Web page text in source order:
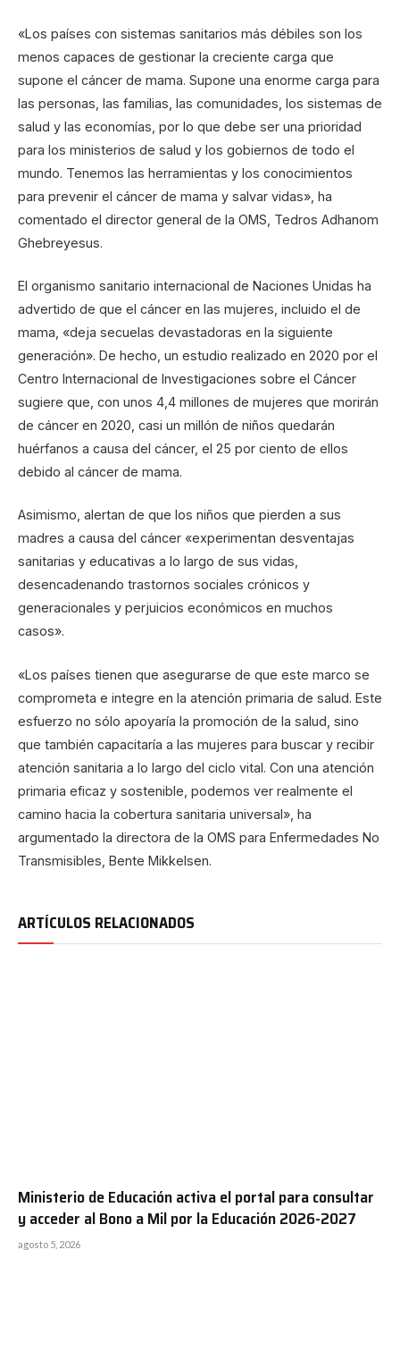
«Los países con sistemas sanitarios más débiles son los
menos capaces de gestionar la creciente carga que
supone el cáncer de mama. Supone una enorme carga para
las personas, las familias, las comunidades, los sistemas de
salud y las economías, por lo que debe ser una prioridad
para los ministerios de salud y los gobiernos de todo el
mundo. Tenemos las herramientas y los conocimientos
para prevenir el cáncer de mama y salvar vidas», ha
comentado el director general de la OMS, Tedros Adhanom
Ghebreyesus.
El organismo sanitario internacional de Naciones Unidas ha
advertido de que el cáncer en las mujeres, incluido el de
mama, «deja secuelas devastadoras en la siguiente
generación». De hecho, un estudio realizado en 2020 por el
Centro Internacional de Investigaciones sobre el Cáncer
sugiere que, con unos 4,4 millones de mujeres que morirán
de cáncer en 2020, casi un millón de niños quedarán
huérfanos a causa del cáncer, el 25 por ciento de ellos
debido al cáncer de mama.
Asimismo, alertan de que los niños que pierden a sus
madres a causa del cáncer «experimentan desventajas
sanitarias y educativas a lo largo de sus vidas,
desencadenando trastornos sociales crónicos y
generacionales y perjuicios económicos en muchos
casos».
«Los países tienen que asegurarse de que este marco se
comprometa e integre en la atención primaria de salud. Este
esfuerzo no sólo apoyaría la promoción de la salud, sino
que también capacitaría a las mujeres para buscar y recibir
atención sanitaria a lo largo del ciclo vital. Con una atención
primaria eficaz y sostenible, podemos ver realmente el
camino hacia la cobertura sanitaria universal», ha
argumentado la directora de la OMS para Enfermedades No
Transmisibles, Bente Mikkelsen.
ARTÍCULOS RELACIONADOS
Ministerio de Educación activa el portal para consultar
y acceder al Bono a Mil por la Educación 2026-2027
agosto 5, 2026